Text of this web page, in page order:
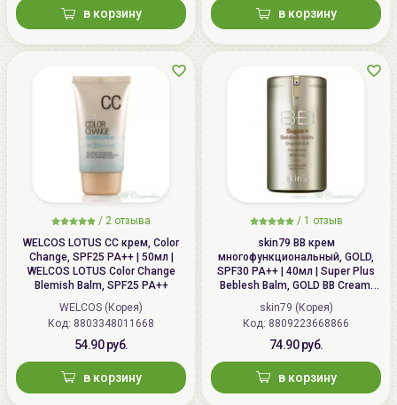
в корзину в корзину
/ 2 отзыва
WELCOS LOTUS СС крем, Color
Change, SPF25 PA++ | 50мл |
WELCOS LOTUS Color Change
Blemish Balm, SPF25 PA++
WELCOS (Корея)
Код: 8803348011668
54.90 руб.
в корзину
/ 1 отзыв
skin79 ВВ крем
многофункциональный, GOLD,
SPF30 PA++ | 40мл | Super Plus
Beblesh Balm, GOLD BB Cream,
SPF30 PA++
skin79 (Корея)
Код: 8809223668866
74.90 руб.
в корзину